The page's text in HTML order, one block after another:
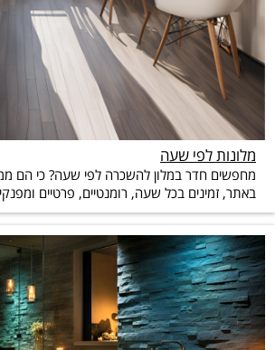
מלונות לפי שעה
מחפשים חדר במלון להשכרה לפי שעה? כי הם
באתר, זמינים בכל שעה, רומנטיים, פרטיים